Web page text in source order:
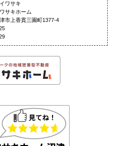
ワサキ
サキホーム
市上香貫三園町1377-4